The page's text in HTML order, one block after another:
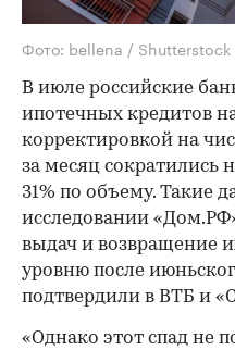
Фото: bellena / Shutterstock
В июле российские
ипотечных кредитов
корректировкой на
за месяц сократились
31% по объему. Такие
исследовании
выдач и возвращение
уровню после
подтвердили в ВТБ и
«Однако этот спад не